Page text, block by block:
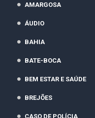
AMARGOSA
ÁUDIO
BAHIA
BATE-BOCA
BEM ESTAR E SAÚDE
BREJÕES
CASO DE POLÍCIA